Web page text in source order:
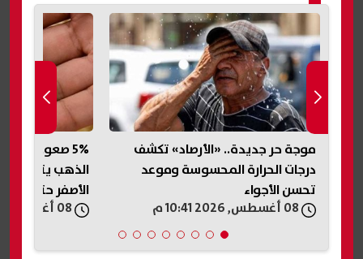
موجة حر جديدة.. «الأرصاد» تكشف
درجات الحرارة المحسوسة وموعد
تحسن الأجواء
5% صعودًا
الذهب يتوقع
الأصفر حتى